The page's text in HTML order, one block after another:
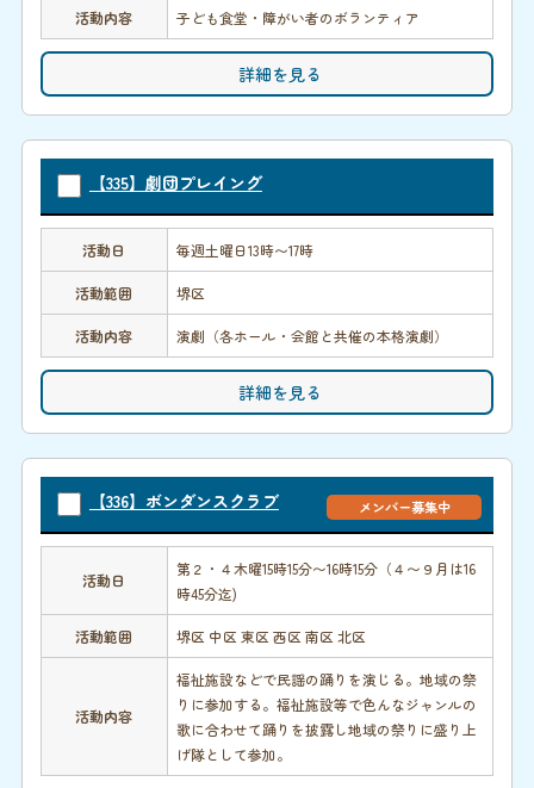
活動内容 子ども食堂・障がい者のボランティア
詳細を見る
【335】劇団プレイング
活動日 毎週土曜日13時〜17時
活動範囲 堺区
活動内容 演劇（各ホール・会館と共催の本格演劇）
詳細を見る
【336】ボンダンスクラブ メンバー募集中
活動日
第２・４木曜15時15分〜16時15分（４〜９月は16
時45分迄)
活動範囲 堺区 中区 東区 西区 南区 北区
活動内容
福祉施設などで民謡の踊りを演じる。地域の祭
りに参加する。福祉施設等で色んなジャンルの
歌に合わせて踊りを披露し地域の祭りに盛り上
げ隊として参加。